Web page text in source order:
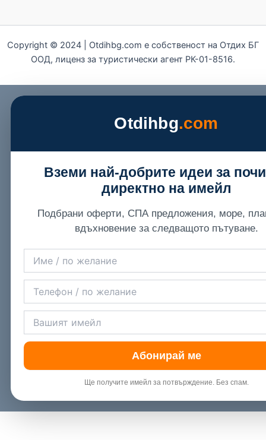
Copyright © 2024 | Otdihbg.com e собственост на Отдих БГ
ООД, лиценз за туристически агент РК-01-8516.
Otdihbg.com
Вземи най-добрите идеи за
директно на имейл
Подбрани оферти, СПА предложения, море,
вдъхновение за следващото пътуване.
Абонирай ме
Ще получите имейл за потвърждение. Без спам.